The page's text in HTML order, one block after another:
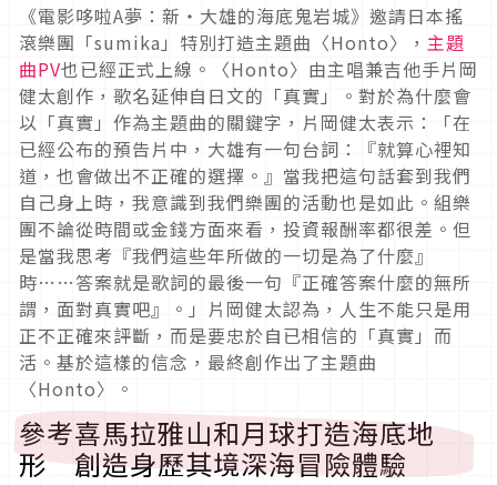
《電影哆啦A夢：新‧大雄的海底鬼岩城》邀請日本搖
滾樂團「sumika」特別打造主題曲〈Honto〉， 主題
曲PV也已經正式上線。〈Honto〉由主唱兼吉他手片岡
健太創作，歌名延伸自日文的「真實」。對於為什麼會
以「真實」作為主題曲的關鍵字，片岡健太表示：「在
已經公布的預告片中，大雄有一句台詞：『就算心裡知
道，也會做出不正確的選擇。』當我把這句話套到我們
自己身上時，我意識到我們樂團的活動也是如此。組樂
團不論從時間或金錢方面來看，投資報酬率都很差。但
是當我思考『我們這些年所做的一切是為了什麼』
時……答案就是歌詞的最後一句『正確答案什麼的無所
謂，面對真實吧』。」片岡健太認為，人生不能只是用
正不正確來評斷，而是要忠於自已相信的「真實」而
活。基於這樣的信念，最終創作出了主題曲
〈Honto〉。
參考喜馬拉雅山和月球打造海底地
形 創造身歷其境深海冒險體驗